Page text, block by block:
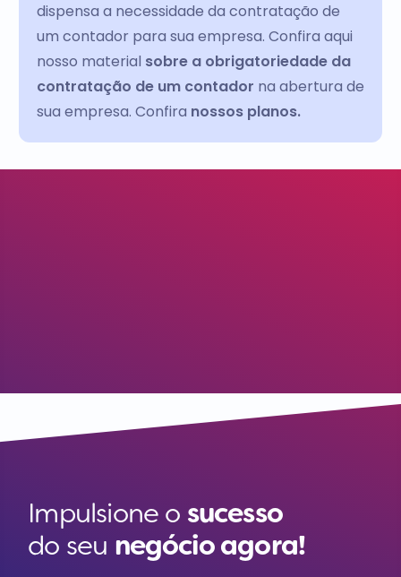
dispensa a necessidade da contratação de
um contador para sua empresa. Confira aqui
nosso material sobre a obrigatoriedade da
contratação de um contador na abertura de
sua empresa. Confira nossos planos.
Impulsione o sucesso
do seu negócio agora!